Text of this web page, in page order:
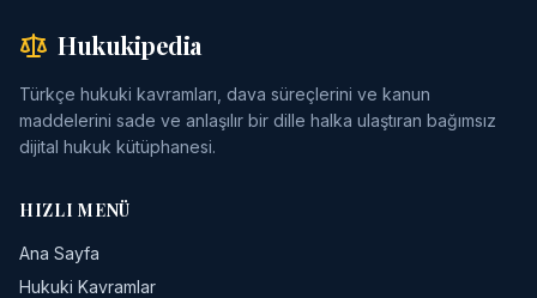
Hukukipedia
Türkçe hukuki kavramları, dava süreçlerini ve kanun
maddelerini sade ve anlaşılır bir dille halka ulaştıran bağımsız
dijital hukuk kütüphanesi.
HIZLI MENÜ
Ana Sayfa
Hukuki Kavramlar